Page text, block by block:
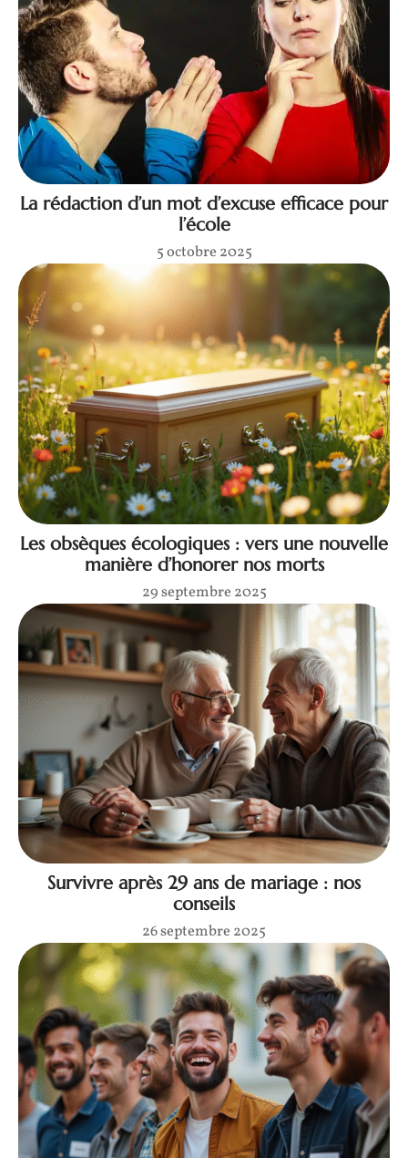
La rédaction d’un mot d’excuse efficace pour
l’école
5 octobre 2025
Les obsèques écologiques : vers une nouvelle
manière d’honorer nos morts
29 septembre 2025
Survivre après 29 ans de mariage : nos
conseils
26 septembre 2025